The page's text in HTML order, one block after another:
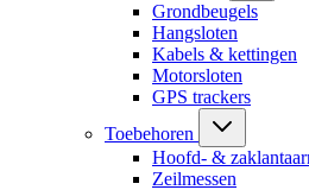
Grondbeugels
Hangsloten
Kabels & kettingen
Motorsloten
GPS trackers
Toebehoren
Hoofd- &
Zeilmessen